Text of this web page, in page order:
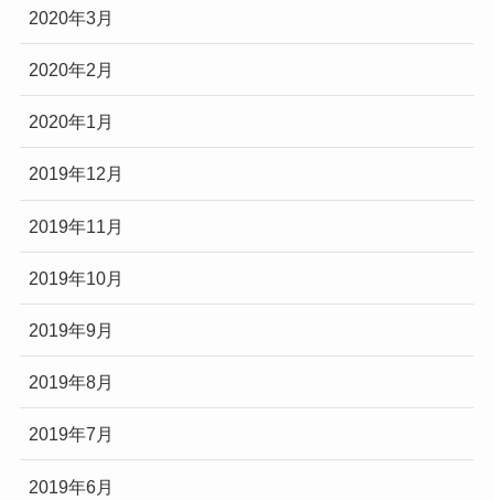
2020年3月
2020年2月
2020年1月
2019年12月
2019年11月
2019年10月
2019年9月
2019年8月
2019年7月
2019年6月